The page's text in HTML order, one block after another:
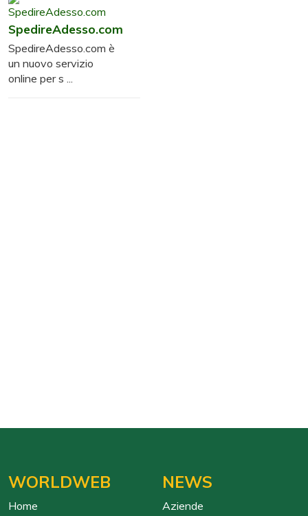
SpedireAdesso.com
SpedireAdesso.com è
un nuovo servizio
online per s ...
WORLDWEB
Home
NEWS
Aziende